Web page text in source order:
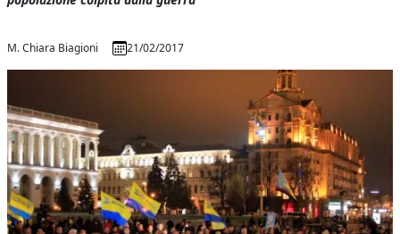
M. Chiara Biagioni 21/02/2017